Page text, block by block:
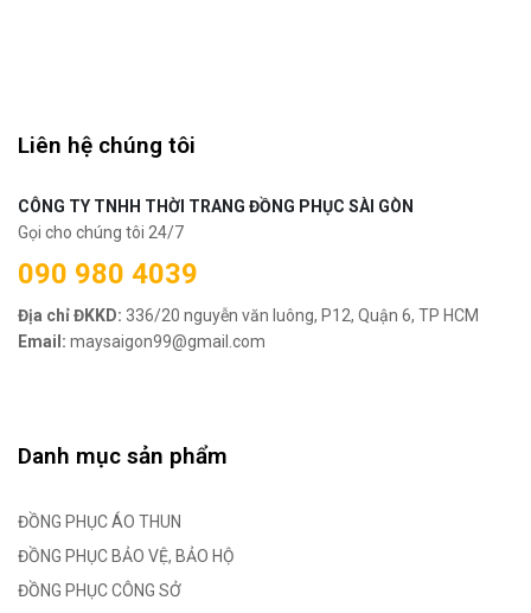
Liên hệ chúng tôi
CÔNG TY TNHH THỜI TRANG ĐỒNG PHỤC SÀI GÒN
Gọi cho chúng tôi 24/7
090 980 4039
Địa chỉ ĐKKD: 336/20 nguyễn văn luông, P12, Quận 6, TP HCM
Email: maysaigon99@gmail.com
Danh mục sản phẩm
ĐỒNG PHỤC ÁO THUN
ĐỒNG PHỤC BẢO VỆ, BẢO HỘ
ĐỒNG PHỤC CÔNG SỞ